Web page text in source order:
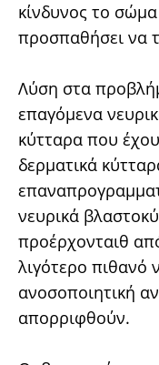
κίνδυνος το
προσπαθήσει να
Λύση στα
επαγόμενα
κύτταρα που
δερματικά
νευρικά
προέρχονταιθ
λιγότερο πιθανό
ανοσοποιητική
απορριφθούν.